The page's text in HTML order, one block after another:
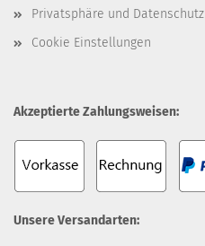
Privatsphäre und Datenschutz
Cookie Einstellungen
Akzeptierte Zahlungsweisen:
Unsere Versandarten: